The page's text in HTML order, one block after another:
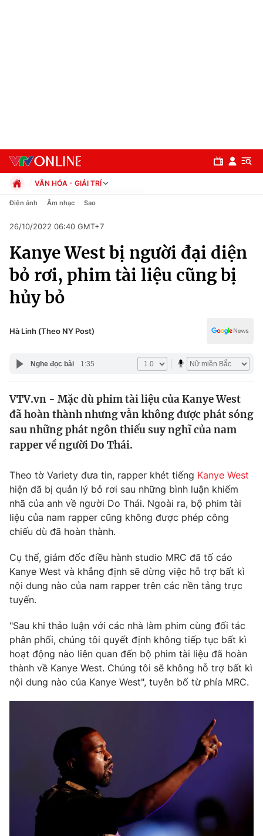
Chuyên mục
Chính trị
Xã hội
Pháp luật
Y tế
Thế giới
Tin tức
Thế giới đó đây
Câu chuyện quốc tế
Kinh tế
Thị trường
Góc doanh nghiệp
Dữ liệu và đời sống
Truyền hình
Phim VTV
Hậu trường
Nhân vật
Khán giả
Giải sao mai
Giải trí
Điện ảnh
Âm nhạc
Đời sống
Du lịch
Làm đẹp
Chất lượng cuộc sống
Giáo dục
Tuyển sinh
Học trực tuyến
Công nghệ
Hitech Công nghệ tương lai
Sản phẩm
Giao lưu trực tuyến
Chuyên mục khác
Emagazine Podcast
Photo Infographic
VĂN HÓA - GIẢI TRÍ
Chính trị
Pháp luật
Kinh tế
Thể thao
Truyền hình
Văn hóa - Giải trí
Công nghệ
Điện ảnh Âm nhạc Sao
26/10/2022 06:40 GMT+7
Kanye West bị người đại diện
bỏ rơi, phim tài liệu cũng bị
hủy bỏ
Hà Linh (Theo NY Post)
Nghe đọc bài 1:35
VTV.vn - Mặc dù phim tài liệu của Kanye West
đã hoàn thành nhưng vẫn không được phát sóng
sau những phát ngôn thiếu suy nghĩ của nam
rapper về người Do Thái.
Theo tờ Variety đưa tin, rapper khét tiếng Kanye West
hiện đã bị quản lý bỏ rơi sau những bình luận khiếm
nhã của anh về người Do Thái. Ngoài ra, bộ phim tài
liệu của nam rapper cũng không được phép công
chiếu dù đã hoàn thành.
Cụ thể, giám đốc điều hành studio MRC đã tố cáo
Kanye West và khẳng định sẽ dừng việc hỗ trợ bất kì
nội dung nào của nam rapper trên các nền tảng trực
tuyến.
"Sau khi thảo luận với các nhà làm phim cùng đối tác
phân phối, chúng tôi quyết định không tiếp tục bất kì
hoạt động nào liên quan đến bộ phim tài liệu đã hoàn
thành về Kanye West. Chúng tôi sẽ không hỗ trợ bất kì
nội dung nào của Kanye West", tuyên bố từ phía MRC.